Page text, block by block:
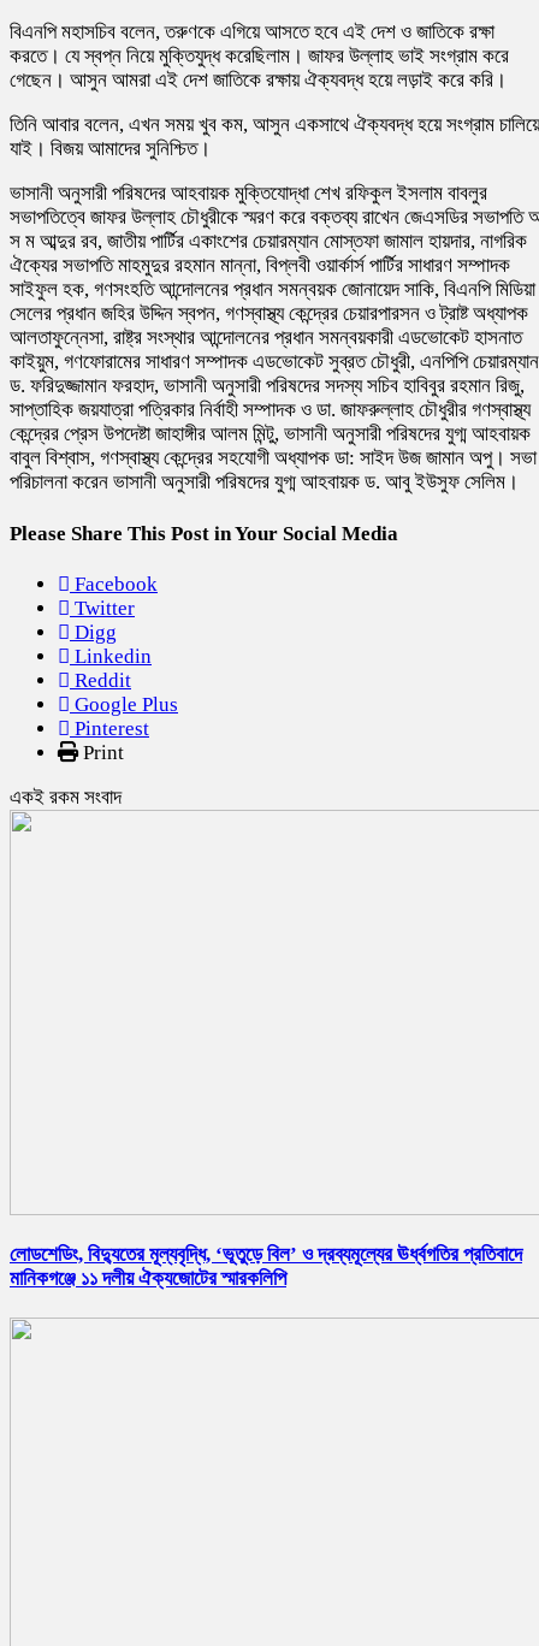
বিএনপি মহাসচিব বলেন, তরুণকে এগিয়ে আসতে হবে এই দেশ ও জাতিকে রক্ষা
করতে। যে স্বপ্ন নিয়ে মুক্তিযুদ্ধ করেছিলাম। জাফর উল্লাহ ভাই সংগ্রাম করে
গেছেন। আসুন আমরা এই দেশ জাতিকে রক্ষায় ঐক্যবদ্ধ হয়ে লড়াই করে করি।
তিনি আবার বলেন, এখন সময় খুব কম, আসুন একসাথে ঐক্যবদ্ধ হয়ে সংগ্রাম চালিয়ে
যাই। বিজয় আমাদের সুনিশ্চিত।
ভাসানী অনুসারী পরিষদের আহবায়ক মুক্তিযোদ্ধা শেখ রফিকুল ইসলাম বাবলুর
সভাপতিত্বে জাফর উল্লাহ চৌধুরীকে স্মরণ করে বক্তব্য রাখেন জেএসডির সভাপতি
স ম আব্দুর রব, জাতীয় পার্টির একাংশের চেয়ারম্যান মোস্তফা জামাল হায়দার, নাগরিক
ঐক্যের সভাপতি মাহমুদুর রহমান মান্না, বিপ্লবী ওয়ার্কার্স পার্টির সাধারণ সম্পাদক
সাইফুল হক, গণসংহতি আন্দোলনের প্রধান সমন্বয়ক জোনায়েদ সাকি, বিএনপি মিডিয়া
সেলের প্রধান জহির উদ্দিন স্বপন, গণস্বাস্থ্য কেন্দ্রের চেয়ারপারসন ও ট্রাষ্ট অধ্যাপক
আলতাফুন্নেসা, রাষ্ট্র সংস্থার আন্দোলনের প্রধান সমন্বয়কারী এডভোকেট হাসনাত
কাইয়ুম, গণফোরামের সাধারণ সম্পাদক এডভোকেট সুব্রত চৌধুরী, এনপিপি চেয়ারম্যান
ড. ফরিদুজ্জামান ফরহাদ, ভাসানী অনুসারী পরিষদের সদস্য সচিব হাবিবুর রহমান রিজু,
সাপ্তাহিক জয়যাত্রা পত্রিকার নির্বাহী সম্পাদক ও ডা. জাফরুল্লাহ চৌধুরীর গণস্বাস্থ্য
কেন্দ্রের প্রেস উপদেষ্টা জাহাঙ্গীর আলম মিন্টু, ভাসানী অনুসারী পরিষদের যুগ্ম আহবায়ক
বাবুল বিশ্বাস, গণস্বাস্থ্য কেন্দ্রের সহযোগী অধ্যাপক ডা: সাইদ উজ জামান অপু। সভা
পরিচালনা করেন ভাসানী অনুসারী পরিষদের যুগ্ম আহবায়ক ড. আবু ইউসুফ সেলিম।
Please Share This Post in Your Social Media
Facebook
Twitter
Digg
Linkedin
Reddit
Google Plus
Pinterest
Print
একই রকম সংবাদ
লোডশেডিং, বিদ্যুতের মূল্যবৃদ্ধি, ‘ভূতুড়ে বিল’ ও দ্রব্যমূল্যের ঊর্ধ্বগতির প্রতিবাদে
মানিকগঞ্জে ১১ দলীয় ঐক্যজোটের স্মারকলিপি